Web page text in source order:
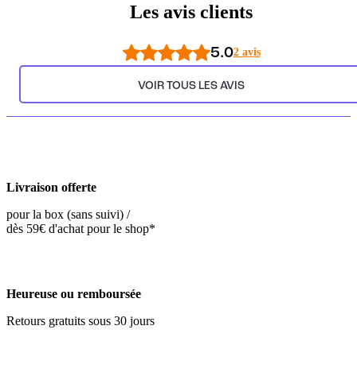
Les avis clients
5.02 avis
VOIR TOUS LES AVIS
Livraison offerte
pour la box (sans suivi) /
dès 59€ d'achat pour le shop*
Heureuse ou remboursée
Retours gratuits sous 30 jours